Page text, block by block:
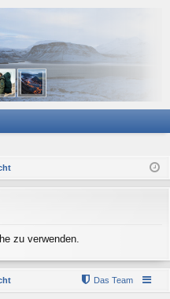
zu verwenden.
Das Team